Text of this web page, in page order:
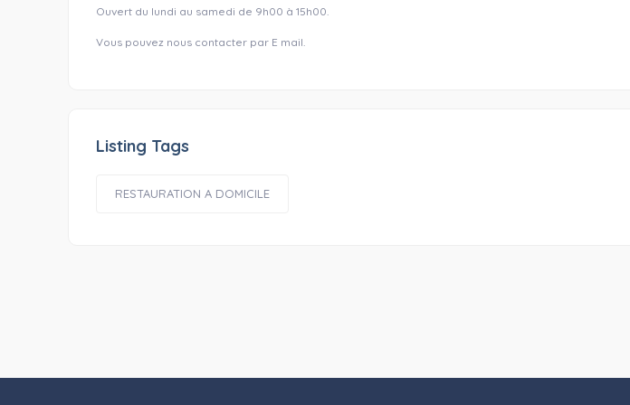
Ouvert du lundi au samedi de 9h00 à 15h00.
Vous pouvez nous contacter par E mail.
Listing Tags
RESTAURATION A DOMICILE